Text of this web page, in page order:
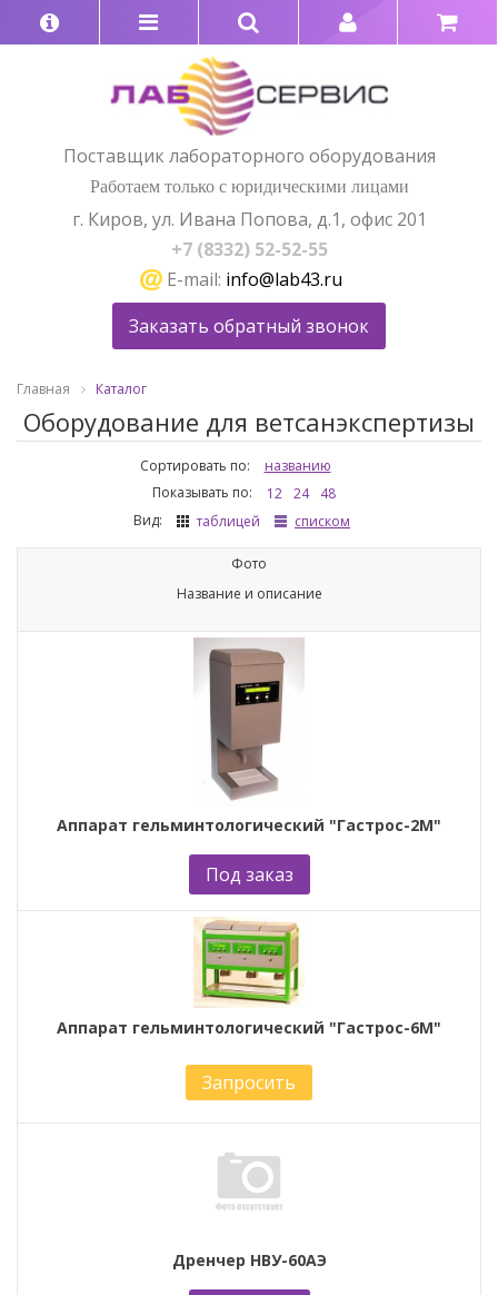
Поставщик лабораторного оборудования
Работаем только с юридическими лицами
г. Киров, ул. Ивана Попова, д.1, офис 201
+7 (8332) 52-52-55
E-mail: info@lab43.ru
Заказать обратный звонок
Главная Каталог
Оборудование для ветсанэкспертизы
Сортировать по:
названию
Показывать по:
12 24
48
Вид:
таблицей списком
Фото
Название и описание
Аппарат гельминтологический "Гастрос-2М"
Под заказ
Аппарат гельминтологический "Гастрос-6М"
Запросить
Дренчер НВУ-60АЭ